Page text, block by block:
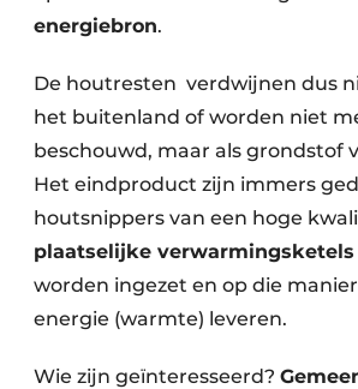
energiebron.
De houtresten verdwijnen dus
het buitenland of worden niet
beschouwd, maar als grondstof
Het eindproduct zijn immers
houtsnippers van een hoge
plaatselijke verwarmingsketels
worden ingezet en op die
energie (warmte) leveren.
Wie zijn geïnteresseerd?